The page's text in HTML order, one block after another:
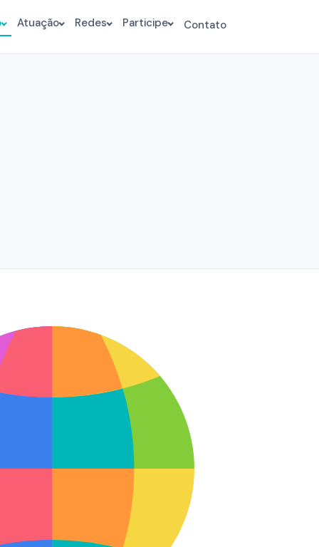
Atuação Redes Participe Contato